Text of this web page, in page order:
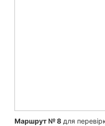
Маршрут № 8 для